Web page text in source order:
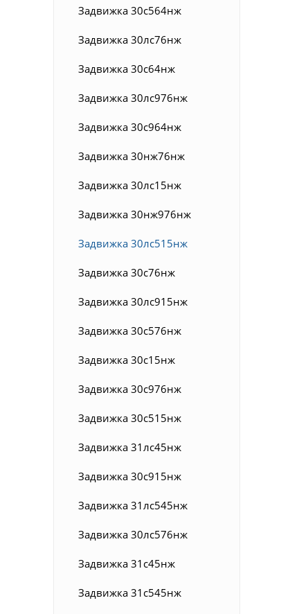
Задвижка 30с564нж
Задвижка 30лс76нж
Задвижка 30с64нж
Задвижка 30лс976нж
Задвижка 30с964нж
Задвижка 30нж76нж
Задвижка 30лс15нж
Задвижка 30нж976нж
Задвижка 30лс515нж
Задвижка 30с76нж
Задвижка 30лс915нж
Задвижка 30с576нж
Задвижка 30с15нж
Задвижка 30с976нж
Задвижка 30с515нж
Задвижка 31лс45нж
Задвижка 30с915нж
Задвижка 31лс545нж
Задвижка 30лс576нж
Задвижка 31с45нж
Задвижка 31с545нж